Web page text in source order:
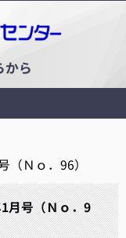
から
Ｎｏ．96）
月号（Ｎｏ．9